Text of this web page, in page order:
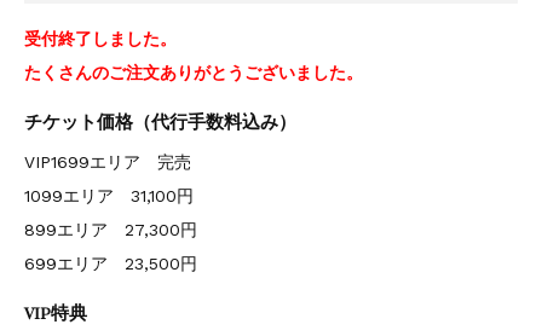
受付終了しました。
たくさんのご注文ありがとうございました。
チケット価格（代行手数料込み）
VIP1699エリア 完売
1099エリア 31,100円
899エリア 27,300円
699エリア 23,500円
VIP特典